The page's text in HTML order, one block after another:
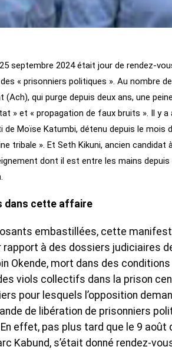
septembre 2024 était jour de rendez-
« prisonniers politiques ». Au nombre
(Ach), qui purge depuis deux ans, une
» et « propagation de faux bruits ». Il y a
de Moïse Katumbi, détenu depuis le mois
tribale ». Et Seth Kikuni, ancien candidat
dont il est entre les mains
dans cette affaire
embastillées, cette
à des dossiers judiciaires
Okende, mort dans des
viols collectifs dans la prison
pour lesquels l’opposition
de libération de prisonniers
effet, pas plus tard que le 9 août
Kabund, s’était donné rendez-